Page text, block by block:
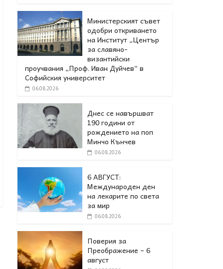
Министерският съвет
одобри откриването
на Институт „Център
за славяно-
византийски
проучвания „Проф. Иван Дуйчев“ в
Софийския университет
06.08.2026
Днес се навършват
190 години от
рождението на поп
Минчо Кънчев
06.08.2026
6 АВГУСТ:
Международен ден
на лекарите по света
за мир
06.08.2026
Поверия за
Преображение – 6
август